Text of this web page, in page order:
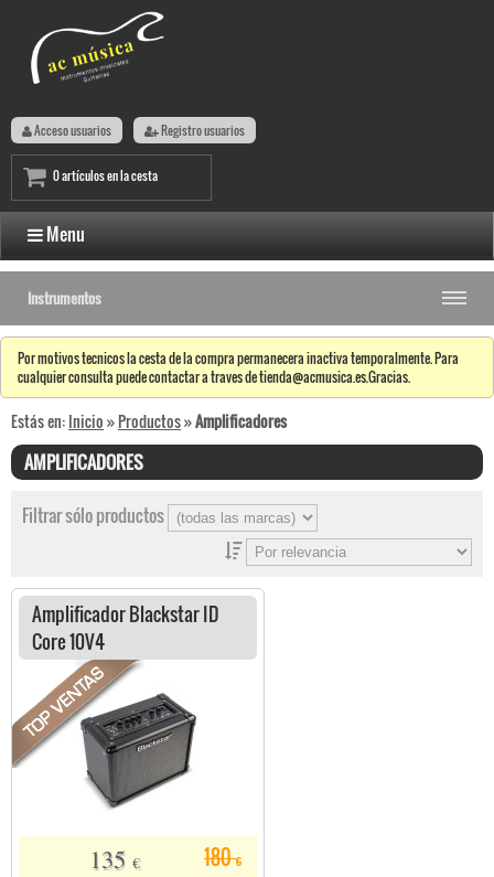
Acceso usuarios Registro usuarios
0 artículos en la cesta
Menu
Instrumentos
Por motivos tecnicos la cesta de la compra permanecera inactiva temporalmente. Para
cualquier consulta puede contactar a traves de tienda@acmusica.es.Gracias.
Estás en:Inicio»Productos»Amplificadores
AMPLIFICADORES
Filtrar sólo productos
Amplificador Blackstar ID
Core 10V4
180€
135 €